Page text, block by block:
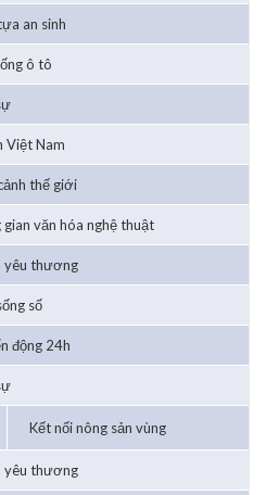
an sinh
ô tô
Việt Nam
thế giới
gian văn hóa nghệ thuật
yêu thương
số
động 24h
Kết nối nông sản vùng
yêu thương